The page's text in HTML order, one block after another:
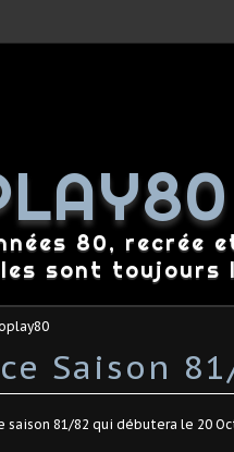
80, recrée
sont toujours
Saison
81/82 qui débutera le 20